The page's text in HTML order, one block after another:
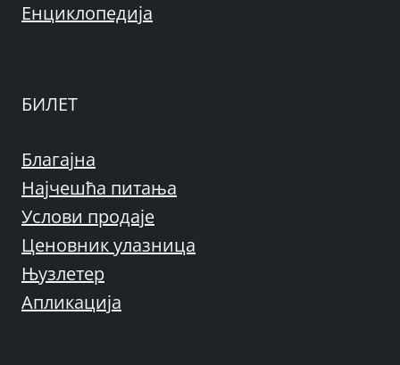
Енциклопедија
БИЛЕТ
Благајна
Најчешћа питања
Услови продаје
Ценовник улазница
Њузлетер
Апликација